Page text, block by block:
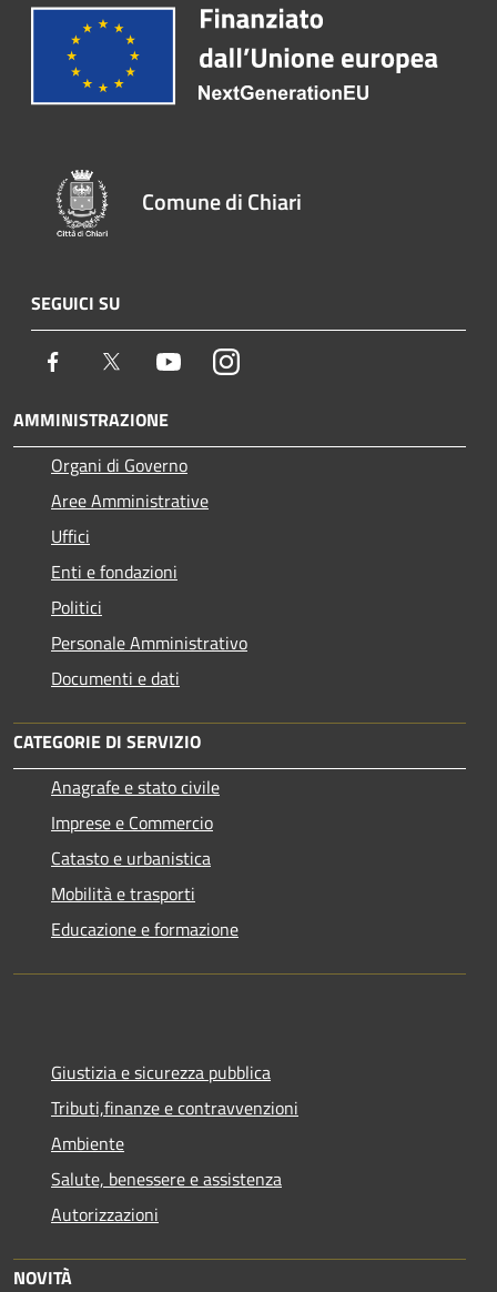
Comune di Chiari
SEGUICI SU
Facebook Twitter YoutubeInstagram
AMMINISTRAZIONE
Organi di Governo
Aree Amministrative
Uffici
Enti e fondazioni
Politici
Personale Amministrativo
Documenti e dati
CATEGORIE DI SERVIZIO
Anagrafe e stato civile
Imprese e Commercio
Catasto e urbanistica
Mobilità e trasporti
Educazione e formazione
Giustizia e sicurezza pubblica
Tributi,finanze e contravvenzioni
Ambiente
Salute, benessere e assistenza
Autorizzazioni
NOVITÀ